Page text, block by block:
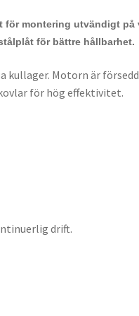
montering utvändigt på
för bättre hållbarhet.
Motorn är
för hög effektivitet.
drift.